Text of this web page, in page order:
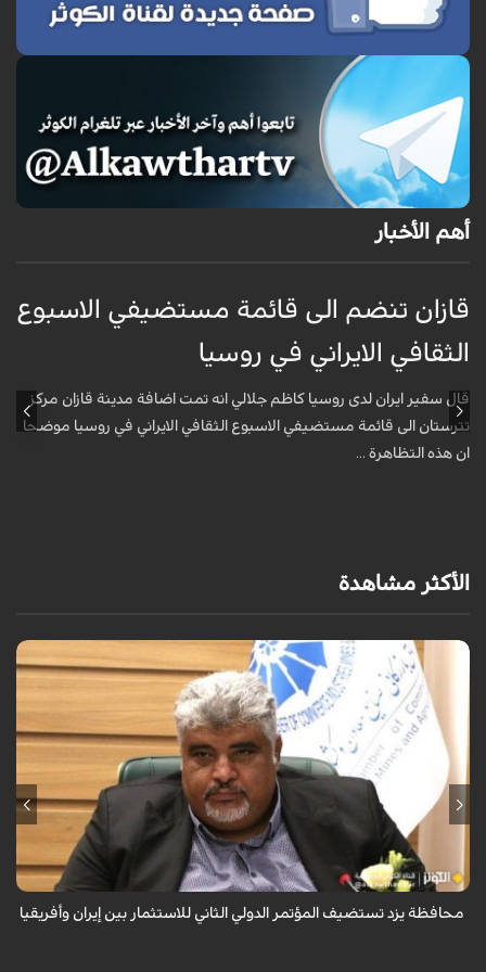
أهم الأخبار
قازان تنضم الى قائمة مستضيفي الاسبوع
الثقافي الايراني في روسيا
قال سفير ايران لدى روسيا كاظم جلالي انه تمت اضافة مدينة قازان مركز
تترستان الى قائمة مستضيفي الاسبوع الثقافي الايراني في روسيا موضحا
ان هذه التظاهرة ...
الأكثر مشاهدة
صرّح رئيس غرفة التجارة والصناعة والمناجم والزراعة في محافظة يزد مجتبى
دستمالجيان بان المؤتمر الدولي الثاني للاستثمار بين الجمهورية الاسلامية
الايرانية...
محافظة يزد تستضيف المؤتمر الدولي الثاني للاستثمار بين إيران وأفريقيا